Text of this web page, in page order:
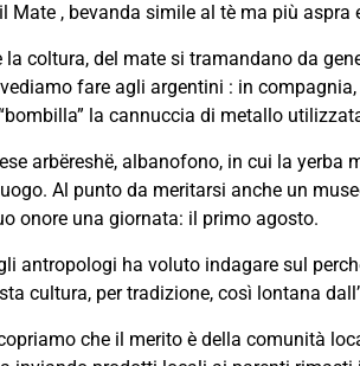
Mate , bevanda simile al tè ma più
la coltura, del mate si tramandano da
fare agli argentini : in
la cannuccia di metallo
arbëreshë, albanofono, in cui la
Al punto da meritarsi anche un
onore una giornata: il primo agosto.
antropologi ha voluto indagare sul
cultura, per tradizione, così lontana
che il merito è della comunità